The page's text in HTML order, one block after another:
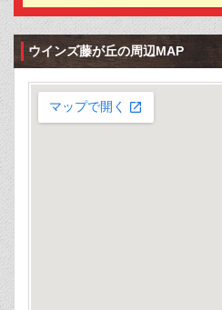
ウインズ藤が丘の周辺MAP